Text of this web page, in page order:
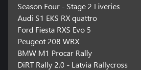
Season Four - Stage 2 Liveries
Audi S1 EKS RX quattro
Ford Fiesta RXS Evo 5
Peugeot 208 WRX
BMW M1 Procar Rally
DiRT Rally 2.0 - Latvia Rallycross